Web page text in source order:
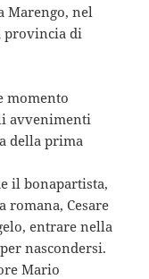
Marengo, nel
provincia di
momento
avvenimenti
della prima
il bonapartista,
romana, Cesare
entrare nella
nascondersi.
Mario